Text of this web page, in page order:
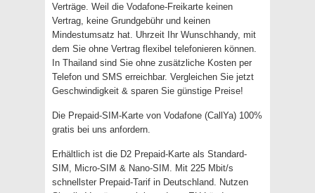
Verträge. Weil die Vodafone-Freikarte keinen
Vertrag, keine Grundgebühr und keinen
Mindestumsatz hat. Uhrzeit Ihr Wunschhandy, mit
dem Sie ohne Vertrag flexibel telefonieren können.
In Thailand sind Sie ohne zusätzliche Kosten per
Telefon und SMS erreichbar. Vergleichen Sie jetzt
Geschwindigkeit & sparen Sie günstige Preise!
Die Prepaid-SIM-Karte von Vodafone (CallYa) 100%
gratis bei uns anfordern.
Erhältlich ist die D2 Prepaid-Karte als Standard-
SIM, Micro-SIM & Nano-SIM. Mit 225 Mbit/s
schnellster Prepaid-Tarif in Deutschland. Nutzen